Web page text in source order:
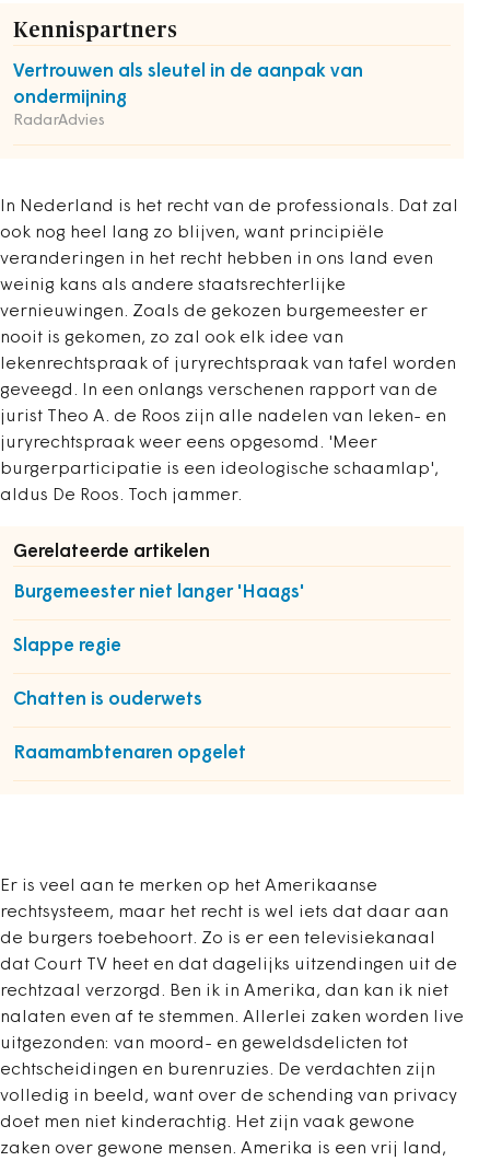
Kennispartners
Vertrouwen als sleutel in de aanpak van
ondermijning
RadarAdvies
In Nederland is het recht van de professionals. Dat zal
ook nog heel lang zo blijven, want principiële
veranderingen in het recht hebben in ons land even
weinig kans als andere staatsrechterlijke
vernieuwingen. Zoals de gekozen burgemeester er
nooit is gekomen, zo zal ook elk idee van
lekenrechtspraak of juryrechtspraak van tafel worden
geveegd. In een onlangs verschenen rapport van de
jurist Theo A. de Roos zijn alle nadelen van leken- en
juryrechtspraak weer eens opgesomd. 'Meer
burgerparticipatie is een ideologische schaamlap',
aldus De Roos. Toch jammer.
Gerelateerde artikelen
Burgemeester niet langer 'Haags'
Slappe regie
Chatten is ouderwets
Raamambtenaren opgelet
Er is veel aan te merken op het Amerikaanse
rechtsysteem, maar het recht is wel iets dat daar aan
de burgers toebehoort. Zo is er een televisiekanaal
dat Court TV heet en dat dagelijks uitzendingen uit de
rechtzaal verzorgd. Ben ik in Amerika, dan kan ik niet
nalaten even af te stemmen. Allerlei zaken worden live
uitgezonden: van moord- en geweldsdelicten tot
echtscheidingen en burenruzies. De verdachten zijn
volledig in beeld, want over de schending van privacy
doet men niet kinderachtig. Het zijn vaak gewone
zaken over gewone mensen. Amerika is een vrij land,